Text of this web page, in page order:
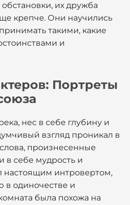
их дружба
крепче. Они научились
такими, какие
и
Портреты
нес в себе глубину и
взгляд проникал в
произнесенные
в себе мудрость и
настоящим интровертом,
одиночестве и
была похожа на